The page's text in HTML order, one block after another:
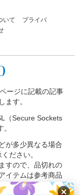
いて
プライバ
ージに記載の記事
ます。
（Secure Sockets
が多少異なる場合
ださい。
すので、品切れの
イテムは参考商品